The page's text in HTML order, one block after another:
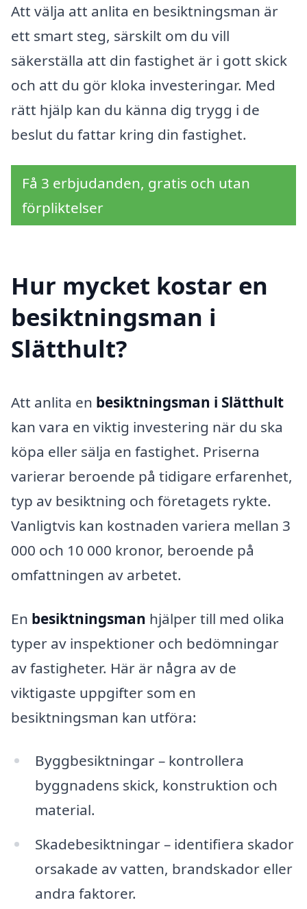
Att välja att anlita en besiktningsman är
ett smart steg, särskilt om du vill
säkerställa att din fastighet är i gott skick
och att du gör kloka investeringar. Med
rätt hjälp kan du känna dig trygg i de
beslut du fattar kring din fastighet.
Få 3 erbjudanden, gratis och utan
förpliktelser
Hur mycket kostar en
besiktningsman i
Slätthult?
Att anlita en besiktningsman i Slätthult
kan vara en viktig investering när du ska
köpa eller sälja en fastighet. Priserna
varierar beroende på tidigare erfarenhet,
typ av besiktning och företagets rykte.
Vanligtvis kan kostnaden variera mellan 3
000 och 10 000 kronor, beroende på
omfattningen av arbetet.
En besiktningsman hjälper till med olika
typer av inspektioner och bedömningar
av fastigheter. Här är några av de
viktigaste uppgifter som en
besiktningsman kan utföra:
Byggbesiktningar – kontrollera
byggnadens skick, konstruktion och
material.
Skadebesiktningar – identifiera skador
orsakade av vatten, brandskador eller
andra faktorer.